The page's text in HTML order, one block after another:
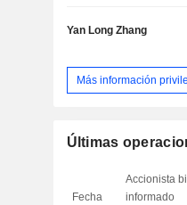
Yan Long Zhang
Más información
Últimas
Fecha
Accionista
informado